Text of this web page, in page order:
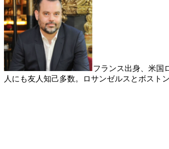
フランス出身、米国
人にも友人知己多数。ロサンゼルスとボスト